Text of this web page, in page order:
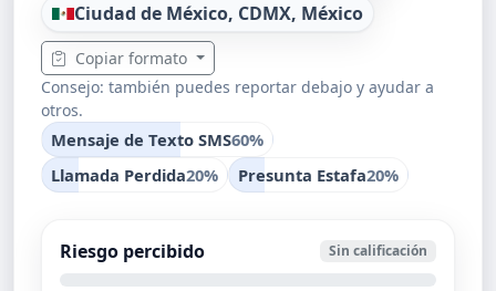
Ciudad de México, CDMX, México
Copiar formato
Consejo: también puedes reportar debajo y ayudar a
otros.
Mensaje de Texto SMS60%
Llamada Perdida20% Presunta Estafa20%
Riesgo percibido Sin calificación